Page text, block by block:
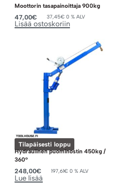
Moottorin tasapainoittaja 900kg
47,00€ 37,45€ 0 % ALV
Lisää ostoskoriin
Tilapäisesti loppu
Hydraulinen puominostin 450kg /
360°
248,00€ 197,61€ 0 % ALV
Lue lisää